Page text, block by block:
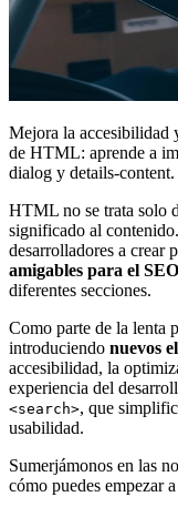
Mejora la accesibilidad
de HTML: aprende a
dialog y details-content.
HTML no se trata solo
significado al
desarrolladores a crear
amigables para el SEO
diferentes secciones.
Como parte de la lenta
introduciendo nuevos
accesibilidad, la
experiencia del
<search>, que
usabilidad.
Sumerjámonos en las
cómo puedes empezar